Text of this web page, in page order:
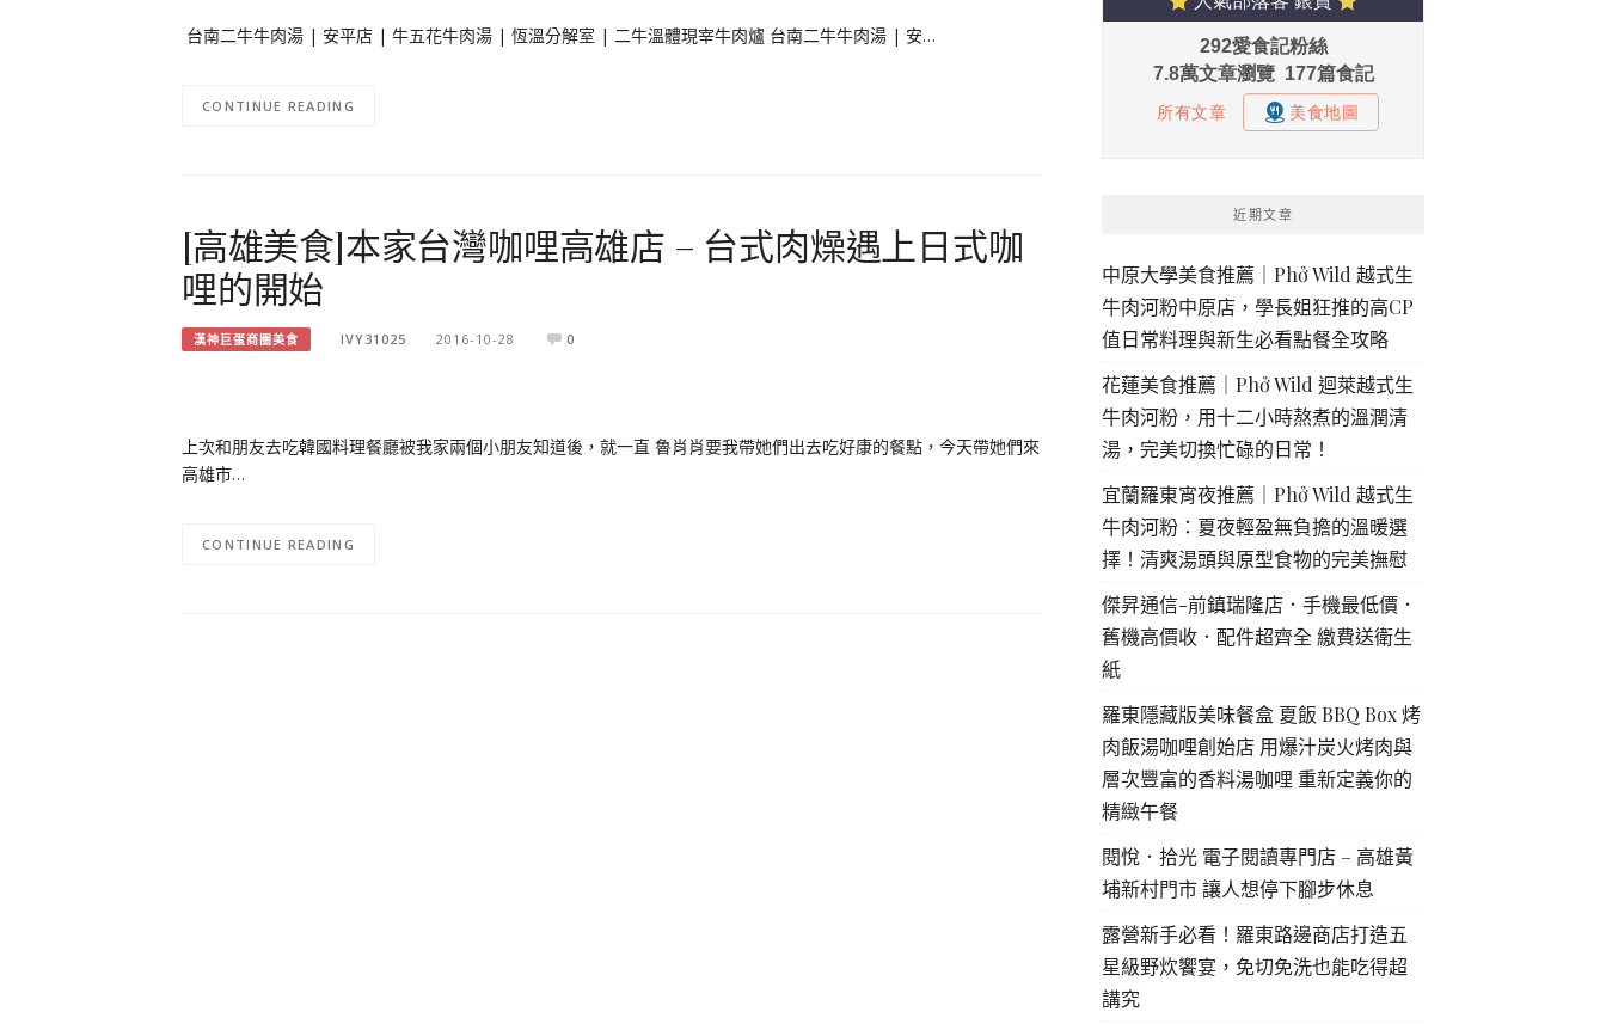
台南二牛牛肉湯 | 安平店 | 牛五花牛肉湯 | 恆溫分解室 | 二牛溫體現宰牛肉爐 台南二牛牛肉湯 | 安…
CONTINUE READING
[高雄美食]本家台灣咖哩高雄店 – 台式肉燥遇上日式咖
哩的開始
漢神巨蛋商圈美食 IVY31025 2016-10-28 0
上次和朋友去吃韓國料理餐廳被我家兩個小朋友知道後，就一直 魯肖肖要我帶她們出去吃好康的餐點，今天帶她們來
高雄市…
CONTINUE READING
近期文章
中原大學美食推薦｜Phở Wild 越式生
牛肉河粉中原店，學長姐狂推的高CP
值日常料理與新生必看點餐全攻略
花蓮美食推薦｜Phở Wild 迴萊越式生
牛肉河粉，用十二小時熬煮的溫潤清
湯，完美切換忙碌的日常！
宜蘭羅東宵夜推薦｜Phở Wild 越式生
牛肉河粉：夏夜輕盈無負擔的溫暖選
擇！清爽湯頭與原型食物的完美撫慰
傑昇通信-前鎮瑞隆店．手機最低價．
舊機高價收．配件超齊全 繳費送衛生
紙
羅東隱藏版美味餐盒 夏飯 BBQ Box 烤
肉飯湯咖哩創始店 用爆汁炭火烤肉與
層次豐富的香料湯咖哩 重新定義你的
精緻午餐
閱悅．拾光 電子閱讀專門店 – 高雄黃
埔新村門市 讓人想停下腳步休息
露營新手必看！羅東路邊商店打造五
星級野炊饗宴，免切免洗也能吃得超
講究